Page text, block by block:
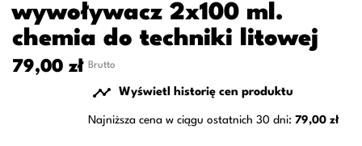
wywoływacz 2x100 ml.
chemia do techniki litowej
79,00 zł Brutto
 Wyświetl historię cen produktu
Najniższa cena w ciągu ostatnich 30 dni: 79,00 zł